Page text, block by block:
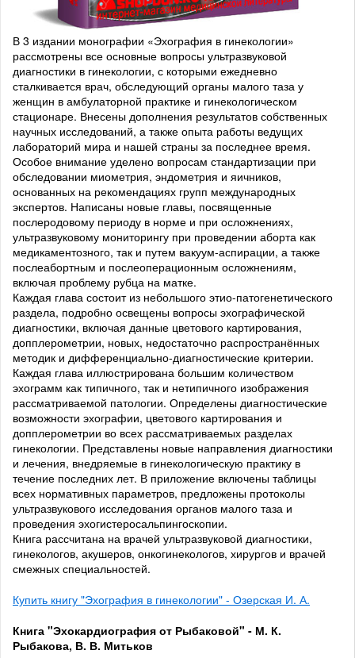
В 3 издании монографии «Эхография в гинекологии»
рассмотрены все основные вопросы ультразвуковой
диагностики в гинекологии, с которыми ежедневно
сталкивается врач, обследующий органы малого таза у
женщин в амбулаторной практике и гинекологическом
стационаре. Внесены дополнения результатов собственных
научных исследований, а также опыта работы ведущих
лабораторий мира и нашей страны за последнее время.
Особое внимание уделено вопросам стандартизации при
обследовании миометрия, эндометрия и яичников,
основанных на рекомендациях групп международных
экспертов. Написаны новые главы, посвященные
послеродовому периоду в норме и при осложнениях,
ультразвуковому мониторингу при проведении аборта как
медикаментозного, так и путем вакуум-аспирации, а также
послеабортным и послеоперационным осложнениям,
включая проблему рубца на матке.
Каждая глава состоит из небольшого этио-патогенетического
раздела, подробно освещены вопросы эхографической
диагностики, включая данные цветового картирования,
допплерометрии, новых, недостаточно распространённых
методик и дифференциально-диагностические критерии.
Каждая глава иллюстрирована большим количеством
эхограмм как типичного, так и нетипичного изображения
рассматриваемой патологии. Определены диагностические
возможности эхографии, цветового картирования и
допплерометрии во всех рассматриваемых разделах
гинекологии. Представлены новые направления диагностики
и лечения, внедряемые в гинекологическую практику в
течение последних лет. В приложение включены таблицы
всех нормативных параметров, предложены протоколы
ультразвукового исследования органов малого таза и
проведения эхогистеросальпингоскопии.
Книга рассчитана на врачей ультразвуковой диагностики,
гинекологов, акушеров, онкогинекологов, хирургов и врачей
смежных специальностей.
Купить книгу "Эхография в гинекологии" - Озерская И. А.
Книга "Эхокардиография от Рыбаковой" - М. К.
Рыбакова, В. В. Митьков